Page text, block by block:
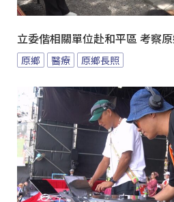
立委偕相關單位赴和平區 考察
原鄉 醫療 原鄉長照